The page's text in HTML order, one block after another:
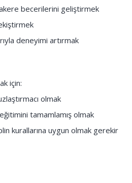
becerilerini geliştirmek
deneyimi artırmak
için:
olmak
tamamlamış olmak
kurallarına uygun olmak gerekir